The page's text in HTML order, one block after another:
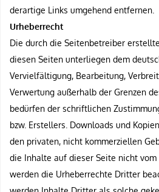
derartige Links umgehend entfernen.
Urheberrecht
Die durch die Seitenbetreiber
diesen Seiten unterliegen dem
Vervielfältigung, Bearbeitung,
Verwertung außerhalb der Grenzen
bedürfen der schriftlichen
bzw. Erstellers. Downloads und
den privaten, nicht kommerziellen
die Inhalte auf dieser Seite nicht
werden die Urheberrechte Dritter